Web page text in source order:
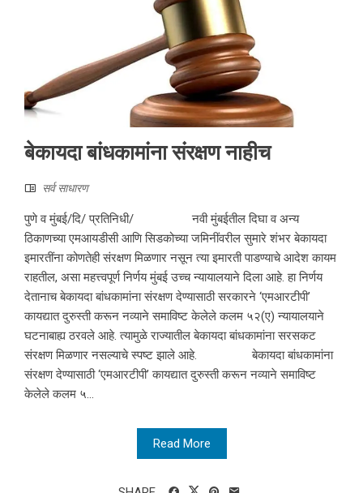
बेकायदा बांधकामांना संरक्षण नाहीच
सर्व साधारण
पुणे व मुंबई/दि/ प्रतिनिधी/ नवी मुंबईतील दिघा व अन्य
ठिकाणच्या एमआयडीसी आणि सिडकोच्या जमिनींवरील सुमारे शंभर बेकायदा
इमारतींना कोणतेही संरक्षण मिळणार नसून त्या इमारती पाडण्याचे आदेश कायम
राहतील, असा महत्त्वपूर्ण निर्णय मुंबई उच्च न्यायालयाने दिला आहे. हा निर्णय
देतानाच बेकायदा बांधकामांना संरक्षण देण्यासाठी सरकारने ‘एमआरटीपी’
कायद्यात दुरुस्ती करून नव्याने समाविष्ट केलेले कलम ५२(ए) न्यायालयाने
घटनाबाह्य ठरवले आहे. त्यामुळे राज्यातील बेकायदा बांधकामांना सरसकट
संरक्षण मिळणार नसल्याचे स्पष्ट झाले आहे. बेकायदा बांधकामांना
संरक्षण देण्यासाठी ‘एमआरटीपी’ कायद्यात दुरुस्ती करून नव्याने समाविष्ट
केलेले कलम ५...
Read More